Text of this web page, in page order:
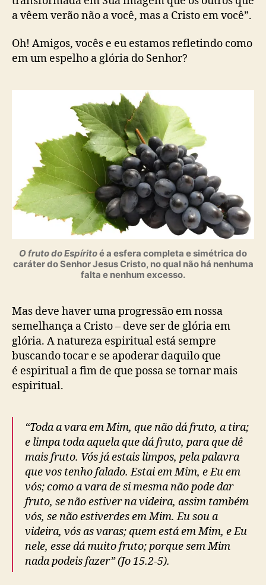
a vêem verão não a você, mas a Cristo em você”.
Oh! Amigos, vocês e eu estamos refletindo como
em um espelho a glória do Senhor?
O fruto do Espíritoé a esfera completa e simétrica do
caráter do Senhor Jesus Cristo, no qual não há nenhuma
falta e nenhum excesso.
Mas deve haver uma progressão em nossa
semelhança a Cristo – deve ser de glória em
glória. A natureza espiritual está sempre
buscando tocar e se apoderar daquilo que
é espiritual a fim de que possa se tornar mais
espiritual.
“Toda a vara em Mim, que não dá fruto, a tira;
e limpa toda aquela que dá fruto, para que dê
mais fruto. Vós já estais limpos, pela palavra
que vos tenho falado. Estai em Mim, e Eu em
vós; como a vara de si mesma não pode dar
fruto, se não estiver na videira, assim também
vós, se não estiverdes em Mim. Eu sou a
videira, vós as varas; quem está em Mim, e Eu
nele, esse dá muito fruto; porque sem Mim
nada podeis fazer” (Jo 15.2-5).